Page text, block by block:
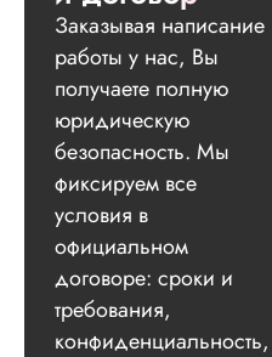
Заказывая написание
работы у нас, Вы
получаете полную
юридическую
безопасность. Мы
фиксируем все
условия в
официальном
договоре: сроки и
требования,
конфиденциальность,